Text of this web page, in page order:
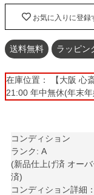
お気に入りに登録
送料無料 ラッピン
在庫位置： 【大阪 心
21:00 年中無休(年末
コンディション
ランク: A
(新品仕上げ済 オー
済)
コンディション詳細